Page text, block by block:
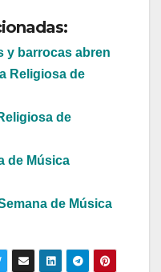
y barrocas abren
Religiosa de
de
de Música
de Música